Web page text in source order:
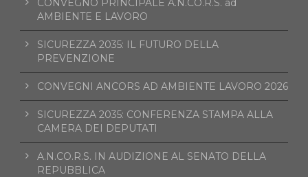
CONVEGNO PRINCIPALE A.N.CO.R.S. ad
AMBIENTE E LAVORO
SICUREZZA 2035: IL FUTURO DELLA
PREVENZIONE
CONVEGNI ANCORS AD AMBIENTE LAVORO 2026
SICUREZZA 2035: CONFERENZA STAMPA ALLA
CAMERA DEI DEPUTATI
A.N.CO.R.S. IN AUDIZIONE AL SENATO DELLA
REPUBBLICA